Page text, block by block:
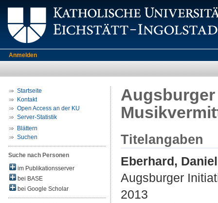
Anmelden
Startseite
Kontakt
Open Access an der KU
Server-Statistik
Blättern
Suchen
Suche nach Personen
im Publikationsserver
bei BASE
bei Google Scholar
Titelangaben
Eberhard,
Augsburger
2013